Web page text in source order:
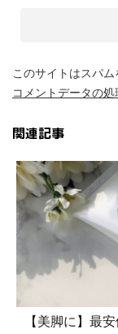
このサイトはスパ
コメントデータの
関連記事
【美脚に】最